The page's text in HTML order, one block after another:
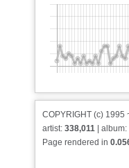
COPYRIGHT (c) 1995
artist: 338,011 | album:
Page rendered in